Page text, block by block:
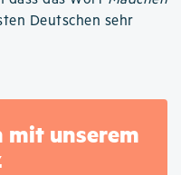
Deutschen sehr
mit unserem